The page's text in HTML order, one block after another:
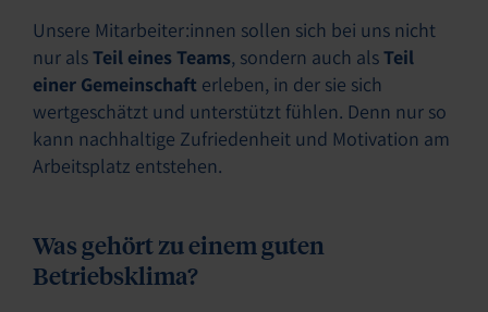
Unsere Mitarbeiter:innen sollen sich bei uns nicht
nur alsTeil eines Teams, sondern auch alsTeil
einer Gemeinschaft erleben, in der sie sich
wertgeschätzt und unterstützt fühlen. Denn nur so
kann nachhaltige Zufriedenheit und Motivation am
Arbeitsplatz entstehen.
Was gehört zu einem guten
Betriebsklima?